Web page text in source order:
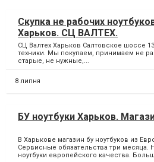
Скупка не рабочих
Харьков. СЦ ВАЛТЕХ.
СЦ Валтех Харьков Салтовское шоссе
техники. Мы покупаем, принимаем не
старые, не нужные,...
8 липня
БУ ноутбуки Харьков.
В Харькове магазин бу ноутбуков из
Сервисные обязательства три
ноутбуки европейского качества.